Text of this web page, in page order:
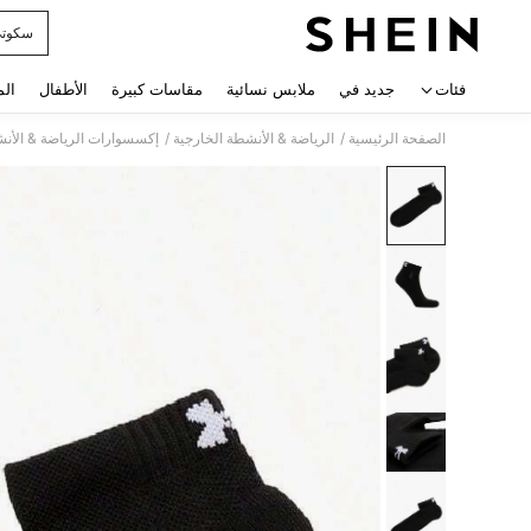
فئات جديد في ملابس نسائية مقاسات كبيرة الأطفال
الصفحة الرئيسية / الرياضة & الأنشطة الخارجية / إكسسوارات الرياضة &